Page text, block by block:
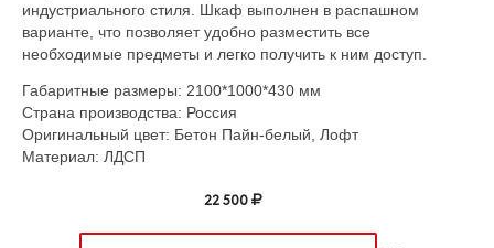
индустриального стиля. Шкаф выполнен в распашном
варианте, что позволяет удобно разместить все
необходимые предметы и легко получить к ним доступ.
Габаритные размеры: 2100*1000*430 мм
Страна производства: Россия
Оригинальный цвет: Бетон Пайн-белый, Лофт
Материал: ЛДСП
22 500